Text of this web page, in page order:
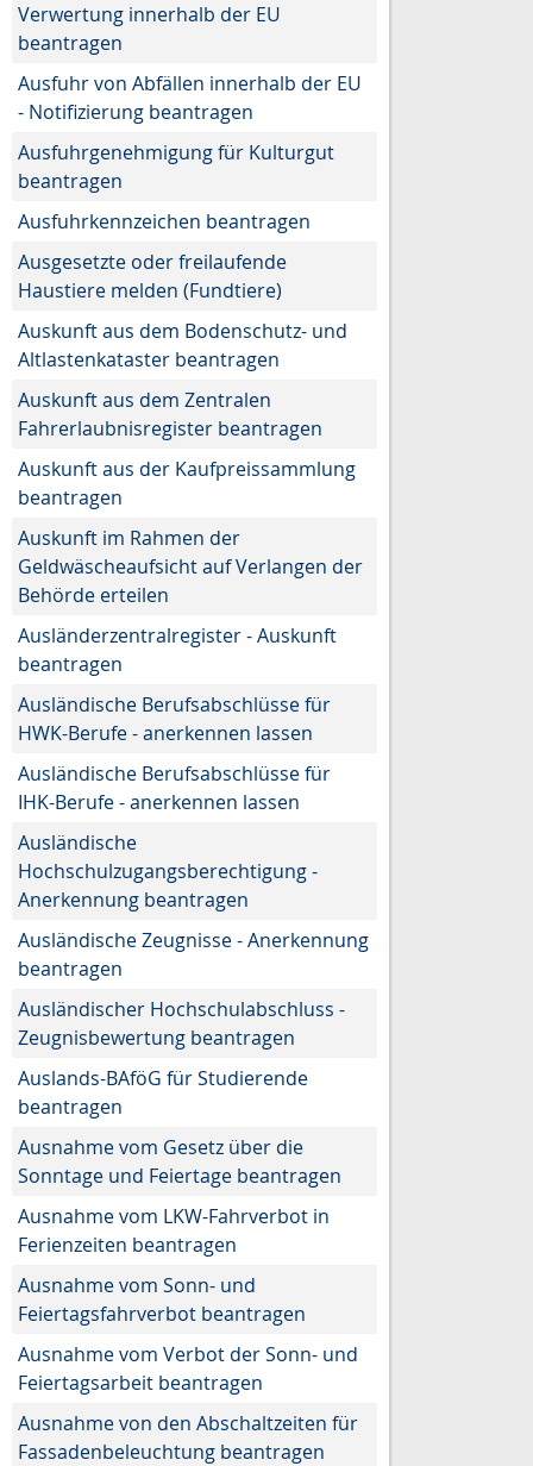
Verwertung innerhalb der EU
beantragen
Ausfuhr von Abfällen innerhalb der EU
- Notifizierung beantragen
Ausfuhrgenehmigung für Kulturgut
beantragen
Ausfuhrkennzeichen beantragen
Ausgesetzte oder freilaufende
Haustiere melden (Fundtiere)
Auskunft aus dem Bodenschutz- und
Altlastenkataster beantragen
Auskunft aus dem Zentralen
Fahrerlaubnisregister beantragen
Auskunft aus der Kaufpreissammlung
beantragen
Auskunft im Rahmen der
Geldwäscheaufsicht auf Verlangen der
Behörde erteilen
Ausländerzentralregister - Auskunft
beantragen
Ausländische Berufsabschlüsse für
HWK-Berufe - anerkennen lassen
Ausländische Berufsabschlüsse für
IHK-Berufe - anerkennen lassen
Ausländische
Hochschulzugangsberechtigung -
Anerkennung beantragen
Ausländische Zeugnisse - Anerkennung
beantragen
Ausländischer Hochschulabschluss -
Zeugnisbewertung beantragen
Auslands-BAföG für Studierende
beantragen
Ausnahme vom Gesetz über die
Sonntage und Feiertage beantragen
Ausnahme vom LKW-Fahrverbot in
Ferienzeiten beantragen
Ausnahme vom Sonn- und
Feiertagsfahrverbot beantragen
Ausnahme vom Verbot der Sonn- und
Feiertagsarbeit beantragen
Ausnahme von den Abschaltzeiten für
Fassadenbeleuchtung beantragen